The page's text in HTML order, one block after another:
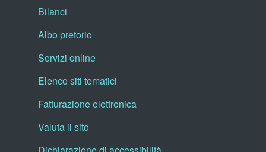
Bilanci
Albo pretorio
Servizi online
Elenco siti tematici
Fatturazione elettronica
Valuta il sito